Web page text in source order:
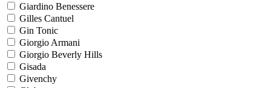
Giardino Benessere
Gilles Cantuel
Gin Tonic
Giorgio Armani
Giorgio Beverly Hills
Gisada
Givenchy